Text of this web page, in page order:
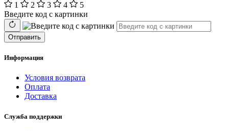
1
2 3 4
5
Введите код с картинки
Отправить
Информация
Условия возврата
Оплата
Доставка
Служба поддержки